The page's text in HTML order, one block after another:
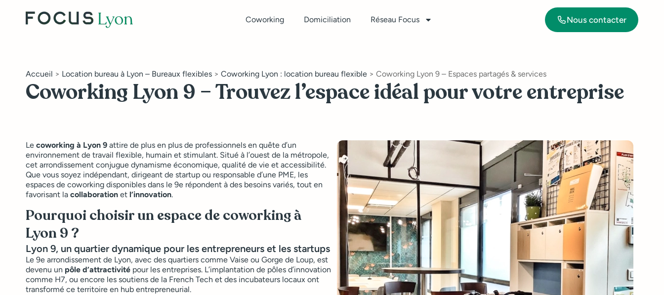
Coworking Domiciliation Réseau Focus Nous contacter
Accueil > Location bureau à Lyon – Bureaux flexibles > Coworking Lyon : location bureau flexible > Coworking Lyon 9 – Espaces partagés & services
Coworking Lyon 9 – Trouvez l’espace idéal pour votre entreprise
Le coworking à Lyon 9 attire de plus en plus de professionnels en quête d’un
environnement de travail flexible, humain et stimulant. Situé à l’ouest de la métropole,
cet arrondissement conjugue dynamisme économique, qualité de vie et accessibilité.
Que vous soyez indépendant, dirigeant de startup ou responsable d’une PME, les
espaces de coworking disponibles dans le 9e répondent à des besoins variés, tout en
favorisant la collaboration et l’innovation.
Pourquoi choisir un espace de coworking à
Lyon 9 ?
Lyon 9, un quartier dynamique pour les entrepreneurs et les startups
Le 9e arrondissement de Lyon, avec des quartiers comme Vaise ou Gorge de Loup, est
devenu un pôle d’attractivité pour les entreprises. L’implantation de pôles d’innovation
comme H7, ou encore les soutiens de la French Tech et des incubateurs locaux ont
transformé ce territoire en hub entrepreneurial.